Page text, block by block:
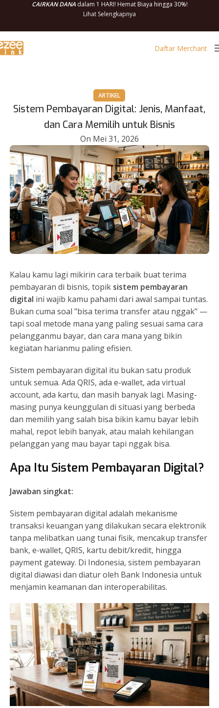
CAIRKAN DANAdalam 1 HARI! Hemat Biaya hingga 30%!
Lihat Selengkapnya
Daftar Merchant
ARTIKEL
Sistem Pembayaran Digital: Jenis, Manfaat,
dan Cara Memilih untuk Bisnis
On Mei 31, 2026
Kalau kamu lagi mikirin cara terbaik buat terima
pembayaran di bisnis, topik sistem pembayaran
digital ini wajib kamu pahami dari awal sampai tuntas.
Bukan cuma soal "bisa terima transfer atau nggak" —
tapi soal metode mana yang paling sesuai sama cara
pelangganmu bayar, dan cara mana yang bikin
kegiatan harianmu paling efisien.
Sistem pembayaran digital itu bukan satu produk
untuk semua. Ada QRIS, ada e-wallet, ada virtual
account, ada kartu, dan masih banyak lagi. Masing-
masing punya keunggulan di situasi yang berbeda
dan memilih yang salah bisa bikin kamu bayar lebih
mahal, repot lebih banyak, atau malah kehilangan
pelanggan yang mau bayar tapi nggak bisa.
Apa Itu Sistem Pembayaran Digital?
Jawaban singkat:
Sistem pembayaran digital adalah mekanisme
transaksi keuangan yang dilakukan secara elektronik
tanpa melibatkan uang tunai fisik, mencakup transfer
bank, e-wallet, QRIS, kartu debit/kredit, hingga
payment gateway. Di Indonesia, sistem pembayaran
digital diawasi dan diatur oleh Bank Indonesia untuk
menjamin keamanan dan interoperabilitas.